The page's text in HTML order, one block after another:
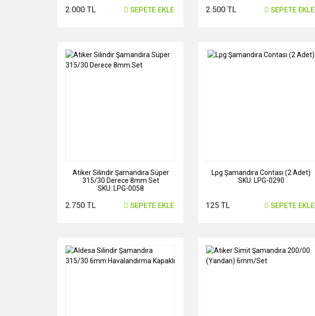
2.000 TL SEPETE EKLE 2.500 TL SEPETE EKLE
Atiker Silindir Şamandıra Süper
315/30 Derece 8mm Set
SKU: LPG-0058
2.750 TL SEPETE EKLE
Lpg Şamandıra Contası (2 Adet)
SKU: LPG-0290
125 TL SEPETE EKLE